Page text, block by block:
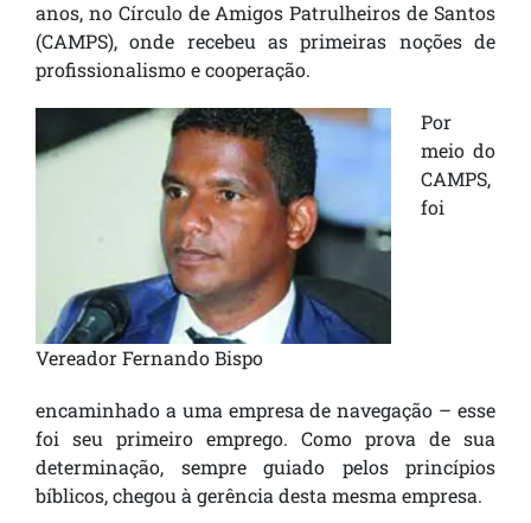
anos, no Círculo de Amigos Patrulheiros de Santos
(CAMPS), onde recebeu as primeiras noções de
profissionalismo e cooperação.
Vereador Fernando Bispo
Por
meio do
CAMPS,
foi
encaminhado a uma empresa de navegação – esse
foi seu primeiro emprego. Como prova de sua
determinação, sempre guiado pelos princípios
bíblicos, chegou à gerência desta mesma empresa.